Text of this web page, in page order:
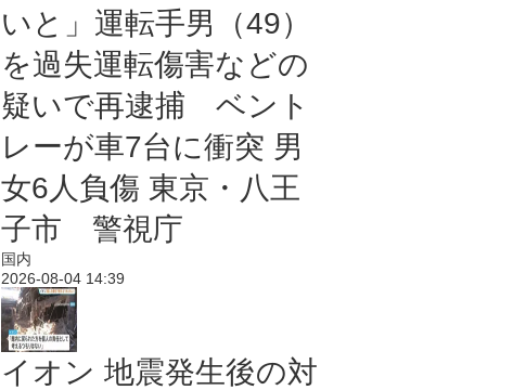
いと」運転手男（49）
を過失運転傷害などの
疑いで再逮捕 ベント
レーが車7台に衝突 男
女6人負傷 東京・八王
子市 警視庁
国内
2026-08-04 14:39
イオン 地震発生後の対